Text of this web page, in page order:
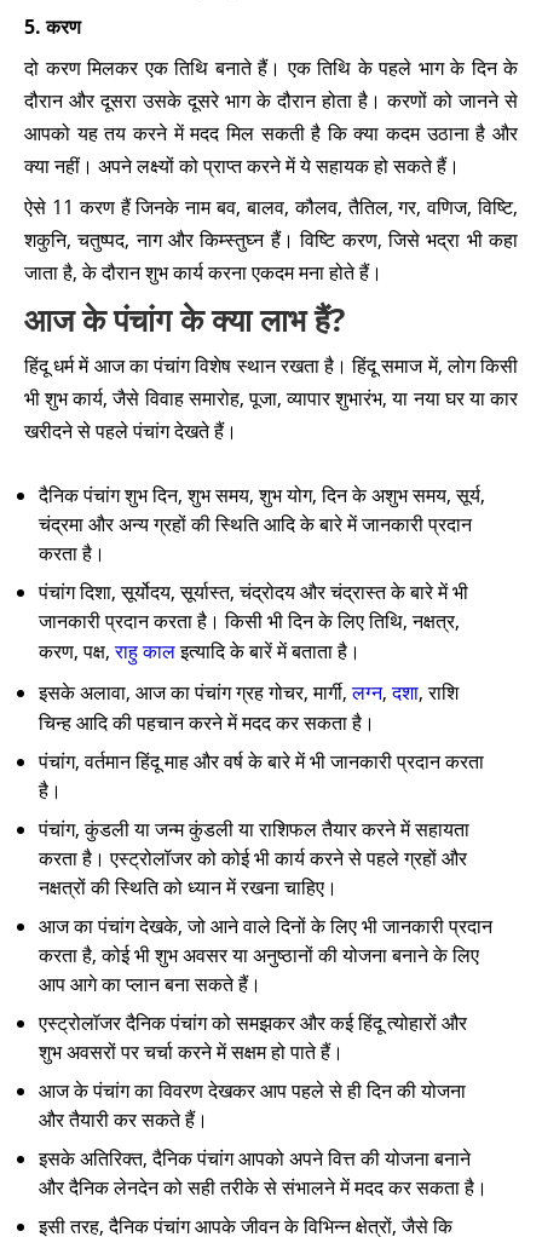
5. करण
दो करण मिलकर एक तिथि बनाते हैं। एक तिथि के पहले भाग के दिन के
दौरान और दूसरा उसके दूसरे भाग के दौरान होता है। करणों को जानने से
आपको यह तय करने में मदद मिल सकती है कि क्या कदम उठाना है और
क्या नहीं। अपने लक्ष्यों को प्राप्त करने में ये सहायक हो सकते हैं।
ऐसे 11 करण हैं जिनके नाम बव, बालव, कौलव, तैतिल, गर, वणिज, विष्टि,
शकुनि, चतुष्पद, नाग और किम्स्तुघ्न हैं। विष्टि करण, जिसे भद्रा भी कहा
जाता है, के दौरान शुभ कार्य करना एकदम मना होते हैं।
आज के पंचांग के क्या लाभ हैं?
हिंदू धर्म में आज का पंचांग विशेष स्थान रखता है। हिंदू समाज में, लोग किसी
भी शुभ कार्य, जैसे विवाह समारोह, पूजा, व्यापार शुभारंभ, या नया घर या कार
खरीदने से पहले पंचांग देखते हैं।
दैनिक पंचांग शुभ दिन, शुभ समय, शुभ योग, दिन के अशुभ समय, सूर्य,
चंद्रमा और अन्य ग्रहों की स्थिति आदि के बारे में जानकारी प्रदान
करता है।
पंचांग दिशा, सूर्योदय, सूर्यास्त, चंद्रोदय और चंद्रास्त के बारे में भी
जानकारी प्रदान करता है। किसी भी दिन के लिए तिथि, नक्षत्र,
करण, पक्ष,राहु कालइत्यादि के बारें में बताता है।
इसके अलावा, आज का पंचांग ग्रह गोचर, मार्गी,लग्न,दशा, राशि
चिन्ह आदि की पहचान करने में मदद कर सकता है।
पंचांग, वर्तमान हिंदू माह और वर्ष के बारे में भी जानकारी प्रदान करता
है।
पंचांग, कुंडली या जन्म कुंडली या राशिफल तैयार करने में सहायता
करता है। एस्ट्रोलॉजर को कोई भी कार्य करने से पहले ग्रहों और
नक्षत्रों की स्थिति को ध्यान में रखना चाहिए।
आज का पंचांग देखके, जो आने वाले दिनों के लिए भी जानकारी प्रदान
करता है, कोई भी शुभ अवसर या अनुष्ठानों की योजना बनाने के लिए
आप आगे का प्लान बना सकते हैं।
एस्ट्रोलॉजर दैनिक पंचांग को समझकर और कई हिंदू त्योहारों और
शुभ अवसरों पर चर्चा करने में सक्षम हो पाते हैं।
आज के पंचांग का विवरण देखकर आप पहले से ही दिन की योजना
और तैयारी कर सकते हैं।
इसके अतिरिक्त, दैनिक पंचांग आपको अपने वित्त की योजना बनाने
और दैनिक लेनदेन को सही तरीके से संभालने में मदद कर सकता है।
इसी तरह, दैनिक पंचांग आपके जीवन के विभिन्न क्षेत्रों, जैसे कि